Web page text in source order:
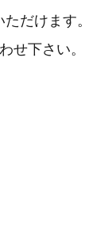
だけます。
せ下さい。